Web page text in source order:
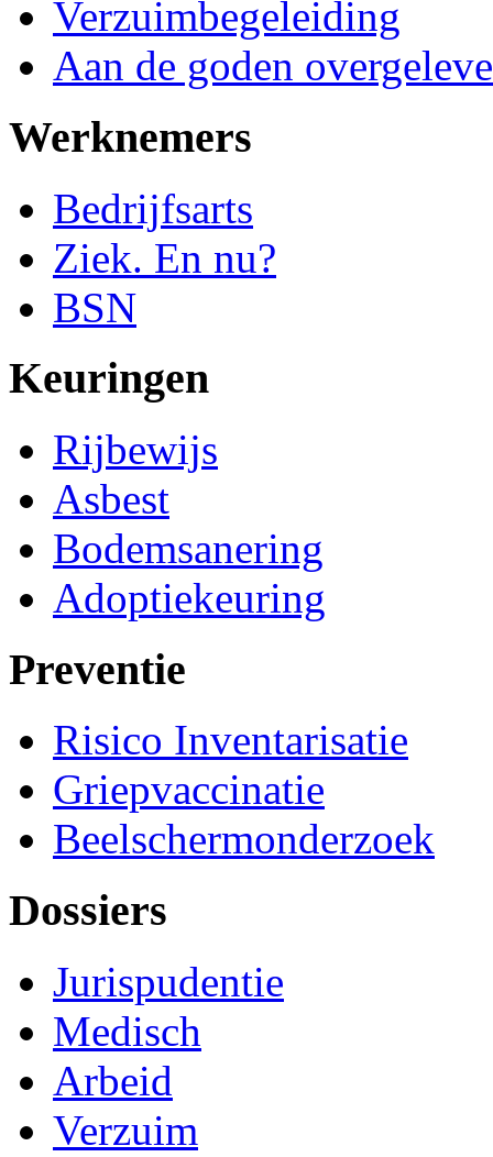
Verzuimbegeleiding
Aan de goden
Werknemers
Bedrijfsarts
Ziek. En nu?
BSN
Keuringen
Rijbewijs
Asbest
Bodemsanering
Adoptiekeuring
Preventie
Risico Inventarisatie
Griepvaccinatie
Beelschermonderzoek
Dossiers
Jurispudentie
Medisch
Arbeid
Verzuim